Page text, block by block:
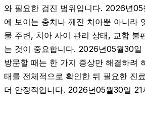
와 필요한 검진 범위입니다. 2026년
에 보이는 충치나 깨진 치아뿐 아니라
물 주변, 치아 사이 관리 상태, 교합 불
는 것이 중요합니다. 2026년05월30일
방문할 때는 한 가지 증상만 해결하려
태를 전체적으로 확인한 뒤 필요한 진
더 안정적입니다. 2026년05월30일 21